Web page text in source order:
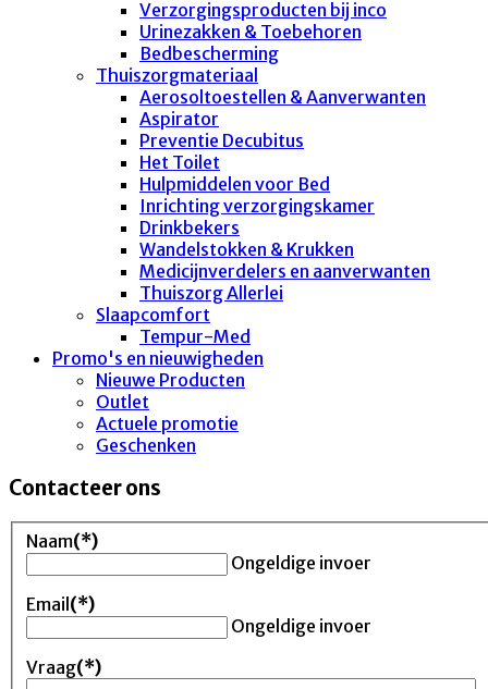
Verzorgingsproducten bij inco
Urinezakken & Toebehoren
Bedbescherming
Thuiszorgmateriaal
Aerosoltoestellen & Aanverwanten
Aspirator
Preventie Decubitus
Het Toilet
Hulpmiddelen voor Bed
Inrichting verzorgingskamer
Drinkbekers
Wandelstokken & Krukken
Medicijnverdelers en aanverwanten
Thuiszorg Allerlei
Slaapcomfort
Tempur-Med
Promo's en nieuwigheden
Nieuwe Producten
Outlet
Actuele promotie
Geschenken
Contacteer ons
Naam(*)
Ongeldige invoer
Email(*)
Ongeldige invoer
Vraag(*)